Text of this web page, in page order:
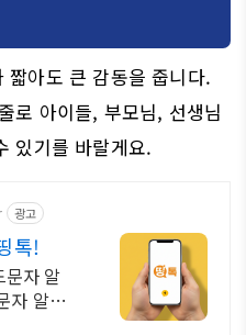
짧아도 큰 감동을 줍니다.
로 아이들, 부모님, 선생님
있기를 바랄게요.
광고
톡!
문자 알
자 알림